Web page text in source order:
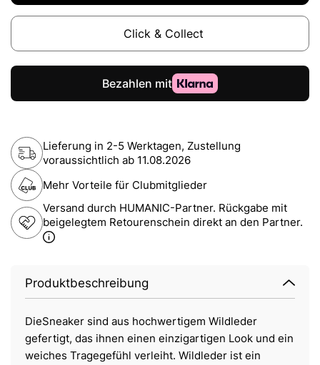
Click & Collect
Lieferung in 2-5 Werktagen, Zustellung
voraussichtlich ab 11.08.2026
Mehr Vorteile für Clubmitglieder
Versand durch HUMANIC-Partner. Rückgabe mit
beigelegtem Retourenschein direkt an den Partner.
Produktbeschreibung
DieSneaker sind aus hochwertigem Wildleder
gefertigt, das ihnen einen einzigartigen Look und ein
weiches Tragegefühl verleiht. Wildleder ist ein